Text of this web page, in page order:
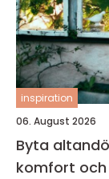
inspiration
06. August 2026
Byta altandörr så lyckas man
komfort